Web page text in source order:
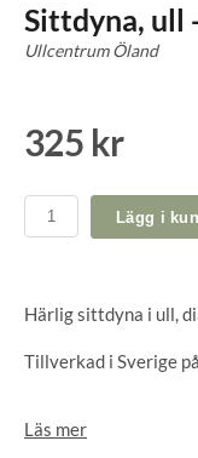
Sittdyna, ull
Ullcentrum Öland
325 kr
Lägg i
Härlig sittdyna i ull,
Tillverkad i Sverige
Läs mer